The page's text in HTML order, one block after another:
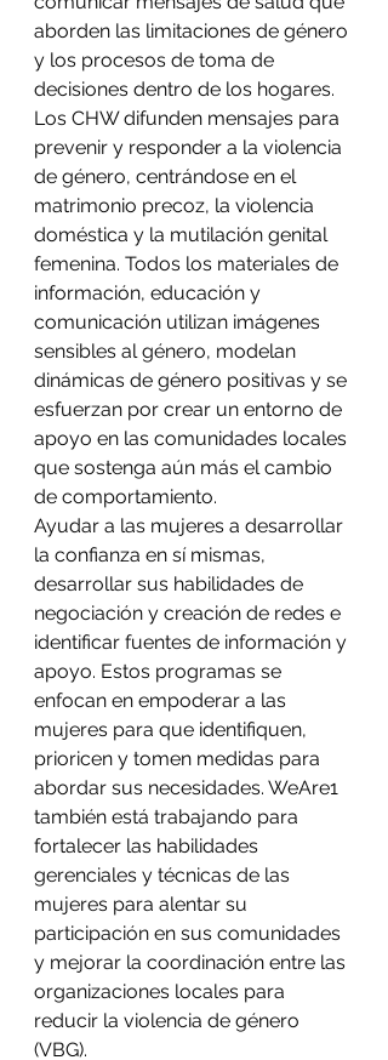
aborden las limitaciones de género
y los procesos de toma de
decisiones dentro de los hogares.
Los CHW difunden mensajes para
prevenir y responder a la violencia
de género, centrándose en el
matrimonio precoz, la violencia
doméstica y la mutilación genital
femenina. Todos los materiales de
información, educación y
comunicación utilizan imágenes
sensibles al género, modelan
dinámicas de género positivas y se
esfuerzan por crear un entorno de
apoyo en las comunidades locales
que sostenga aún más el cambio
de comportamiento.
Ayudar a las mujeres a desarrollar
la confianza en sí mismas,
desarrollar sus habilidades de
negociación y creación de redes e
identificar fuentes de información y
apoyo. Estos programas se
enfocan en empoderar a las
mujeres para que identifiquen,
prioricen y tomen medidas para
abordar sus necesidades. WeAre1
también está trabajando para
fortalecer las habilidades
gerenciales y técnicas de las
mujeres para alentar su
participación en sus comunidades
y mejorar la coordinación entre las
organizaciones locales para
reducir la violencia de género
(VBG).